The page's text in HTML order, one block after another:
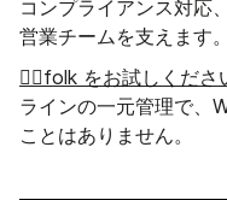
コンプライアンス対応
営業チームを支えます。
👉🏼folk をお試しくださ
ラインの一元管理で、
ことはありません。